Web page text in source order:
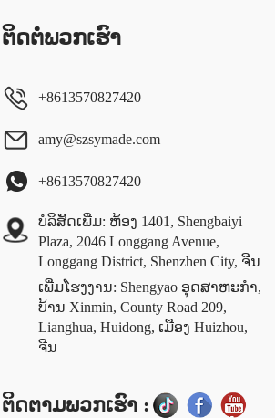
ຕິດ​ຕໍ່​ພວກ​ເຮົາ
+8613570827420
amy@szsymade.com
+8613570827420
ບໍລິສັດເພີ່ມ: ຫ້ອງ 1401, Shengbaiyi
Plaza, 2046 Longgang Avenue,
Longgang District, Shenzhen City, ຈີນ
ເພີ່ມໂຮງງານ: Shengyao ອຸດສາຫະກໍາ,
ບ້ານ Xinmin, County Road 209,
Lianghua, Huidong, ເມືອງ Huizhou,
ຈີນ
ຕິດຕາມພວກເຮົາ :